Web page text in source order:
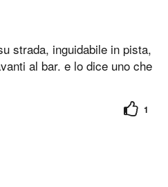
strada, inguidabile in pista,
al bar. e lo dice uno che
1